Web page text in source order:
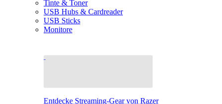
Tinte & Toner
USB Hubs & Cardreader
USB Sticks
Monitore
Entdecke Streaming-Gear von Razer